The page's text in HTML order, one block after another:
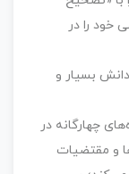
خود را در
بسیار و
چهارگانه در
و مقتضیات